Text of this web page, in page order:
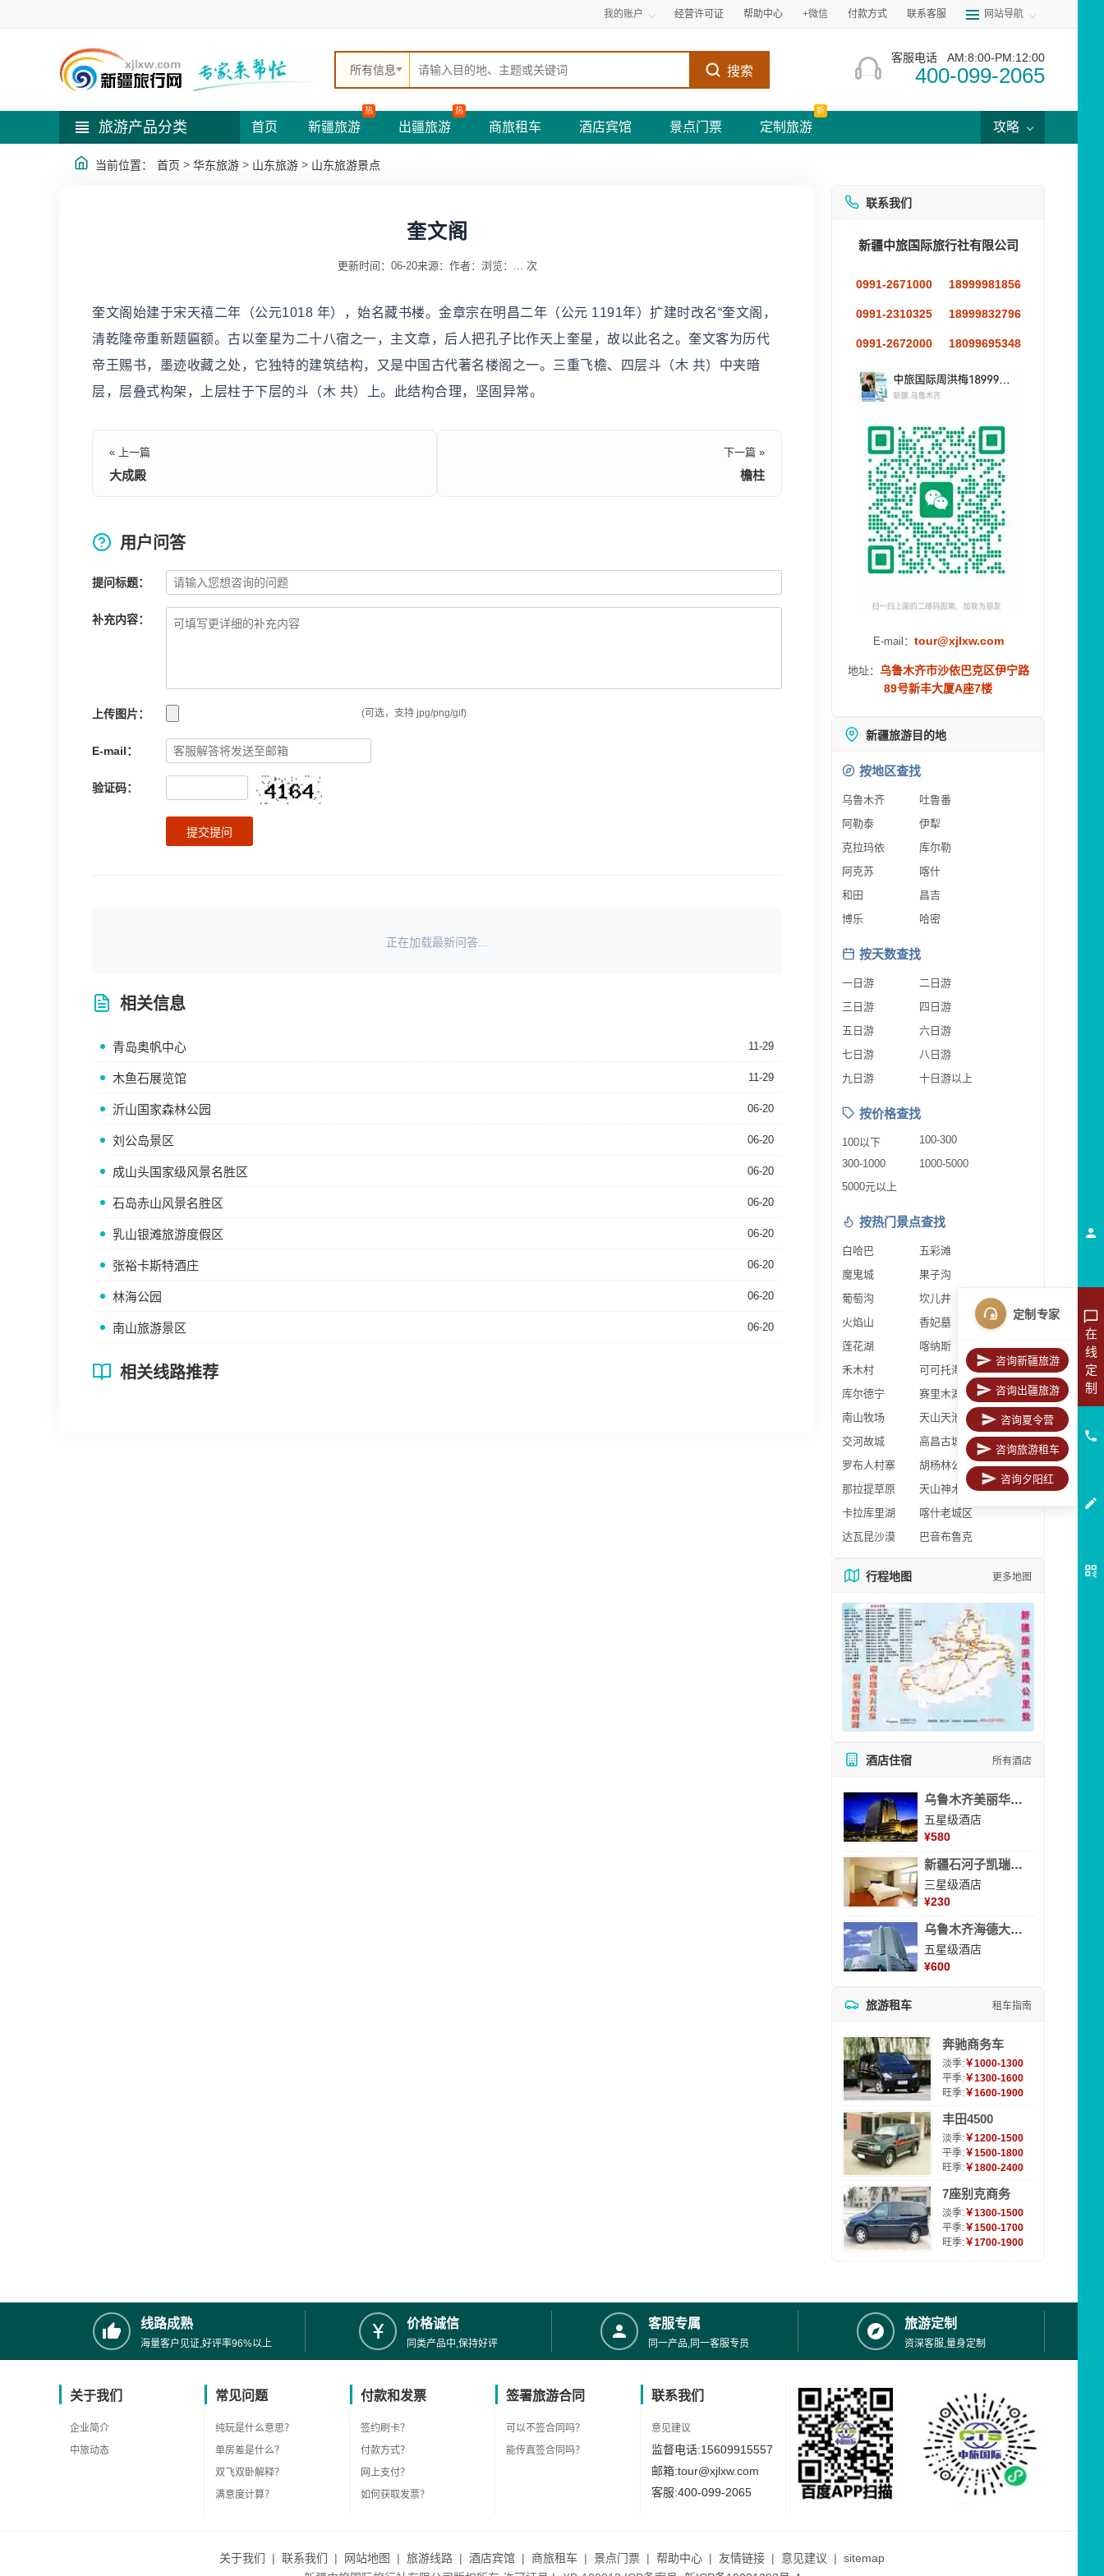
我的账户 经营许可证 帮助中心 +微信 付款方式 联系客服 网站导航
所有信息 搜索
客服电话 AM:8:00-PM:12:00
400-099-2065
旅游产品分类 首页 新疆旅游
热
出疆旅游
热
商旅租车 酒店宾馆 景点门票 定制旅游
新
攻略
当前位置： 首页 > 华东旅游 > 山东旅游 > 山东旅游景点
奎文阁
更新时间：06-20来源： 作者： 浏览： ... 次
奎文阁始建于宋天禧二年（公元1018 年），始名藏书楼。金章宗在明昌二年（公元 1191年）扩建时改名“奎文阁，
清乾隆帝重新题匾额。古以奎星为二十八宿之一，主文章，后人把孔子比作天上奎星，故以此名之。奎文客为历代
帝王赐书，墨迹收藏之处，它独特的建筑结构，又是中国古代著名楼阁之一。三重飞檐、四层斗（木 共）中夹暗
层，层叠式构架，上层柱于下层的斗（木 共）上。此结构合理，坚固异常。
« 上一篇
大成殿
下一篇 »
檐柱
用户问答
提问标题：
补充内容：
上传图片： (可选，支持 jpg/png/gif)
E-mail：
验证码：
提交提问
正在加载最新问答...
相关信息
青岛奥帆中心 11-29
木鱼石展览馆 11-29
沂山国家森林公园 06-20
刘公岛景区 06-20
成山头国家级风景名胜区 06-20
石岛赤山风景名胜区 06-20
乳山银滩旅游度假区 06-20
张裕卡斯特酒庄 06-20
林海公园 06-20
南山旅游景区 06-20
相关线路推荐
联系我们
新疆中旅国际旅行社有限公司
0991-2671000 18999981856
0991-2310325 18999832796
0991-2672000 18099695348
E-mail： tour@xjlxw.com
地址： 乌鲁木齐市沙依巴克区伊宁路
89号新丰大厦A座7楼
新疆旅游目的地
按地区查找
乌鲁木齐
吐鲁番
阿勒泰
伊犁
克拉玛依
库尔勒
阿克苏
喀什
和田
昌吉
博乐
哈密
按天数查找
一日游
二日游
三日游
四日游
五日游
六日游
七日游
八日游
九日游
十日游以上
按价格查找
100以下
100-300
300-1000
1000-5000
5000元以上
按热门景点查找
白哈巴
五彩滩
魔鬼城
果子沟
葡萄沟
坎儿井
火焰山
香妃墓
莲花湖
喀纳斯
禾木村
可可托海
库尔德宁
赛里木湖
南山牧场
天山天池
交河故城
高昌古城
罗布人村寨
胡杨林公园
那拉提草原
天山神木园
卡拉库里湖
喀什老城区
达瓦昆沙漠
巴音布鲁克
行程地图 更多地图
酒店住宿 所有酒店
乌鲁木齐美丽华大酒
五星级酒店
¥580
新疆石河子凯瑞酒店
三星级酒店
¥230
乌鲁木齐海德大酒店
五星级酒店
¥600
旅游租车 租车指南
奔驰商务车
淡季:￥1000-1300
平季:￥1300-1600
旺季:￥1600-1900
丰田4500
淡季:￥1200-1500
平季:￥1500-1800
旺季:￥1800-2400
7座别克商务
淡季:￥1300-1500
平季:￥1500-1700
旺季:￥1700-1900
线路成熟
海量客户见证,好评率96%以上
价格诚信
同类产品中,保持好评
客服专属
同一产品,同一客服专员
旅游定制
资深客服,量身定制
关于我们
企业简介
中旅动态
常见问题
纯玩是什么意思？
单房差是什么？
双飞双卧解释？
满意度计算？
付款和发票
签约刷卡？
付款方式？
网上支付？
如何获取发票？
签署旅游合同
可以不签合同吗？
能传真签合同吗？
联系我们
意见建议
监督电话:15609915557
邮箱:tour@xjlxw.com
客服:400-099-2065
关于我们 | 联系我们 | 网站地图 | 旅游线路 | 酒店宾馆 | 商旅租车 | 景点门票 | 帮助中心 | 友情链接 | 意见建议 | sitemap
在
线
定
制
定制专家
咨询新疆旅游
咨询出疆旅游
咨询夏令营
咨询旅游租车
咨询夕阳红